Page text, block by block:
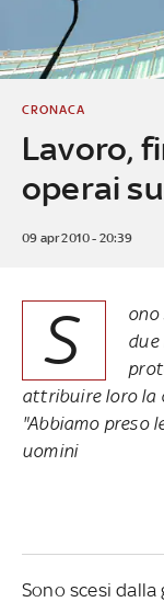
Lavoro,
operai
CRONACA
09 apr 2010 - 20:39
S
ono
due
attribuire loro la
"Abbiamo preso
uomini
Sono scesi